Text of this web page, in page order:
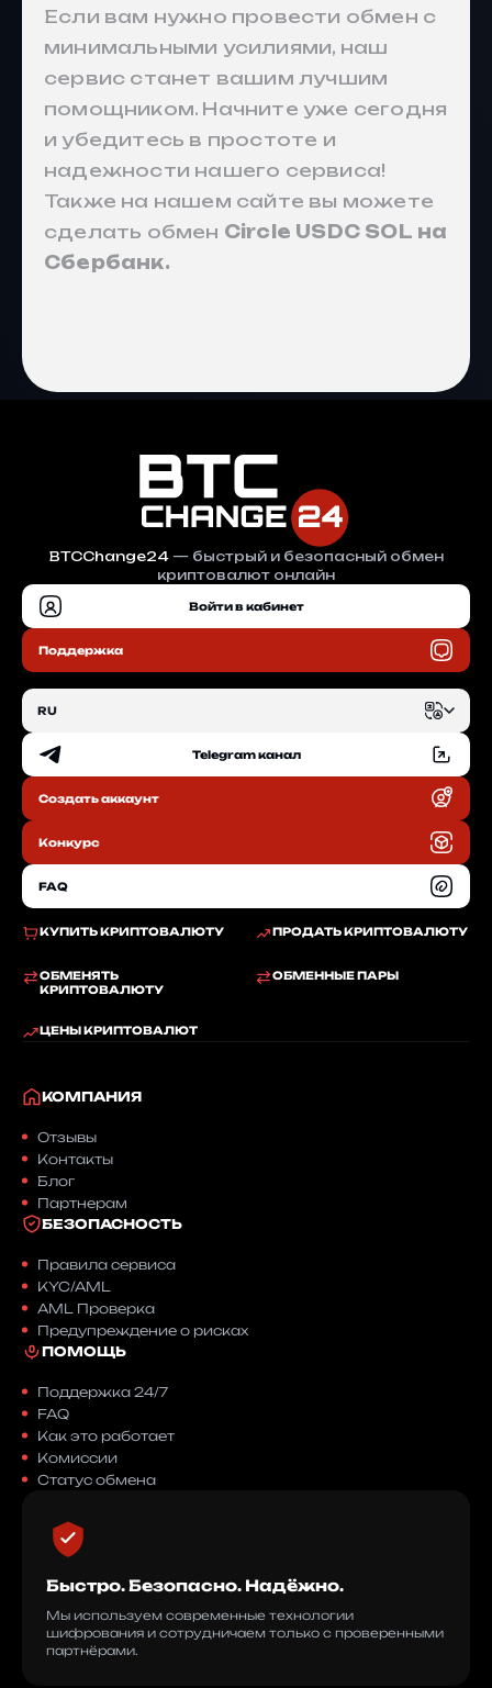
Если вам нужно провести обмен с
минимальными усилиями, наш
сервис станет вашим лучшим
помощником. Начните уже сегодня
и убедитесь в простоте и
надежности нашего сервиса!
Также на нашем сайте вы можете
сделать обмен Circle USDC SOL на
Сбербанк.
BTCChange24— быстрый и безопасный обмен
криптовалют онлайн
Войти в кабинет
Поддержка
КУПИТЬ КРИПТОВАЛЮТУ ПРОДАТЬ КРИПТОВАЛЮТУ
ОБМЕНЯТЬ
КРИПТОВАЛЮТУ
ОБМЕННЫЕ ПАРЫ
ЦЕНЫ КРИПТОВАЛЮТ
RU
EN Telegram канал
Создать аккаунт
Конкурс
FAQ
КОМПАНИЯ
Отзывы
Контакты
Блог
Партнерам
БЕЗОПАСНОСТЬ
Правила сервиса
KYC/AML
AML Проверка
Предупреждение о рисках
ПОМОЩЬ
Поддержка 24/7
FAQ
Как это работает
Комиссии
Статус обмена
Быстро. Безопасно. Надёжно.
Мы используем современные технологии
шифрования и сотрудничаем только с проверенными
партнёрами.